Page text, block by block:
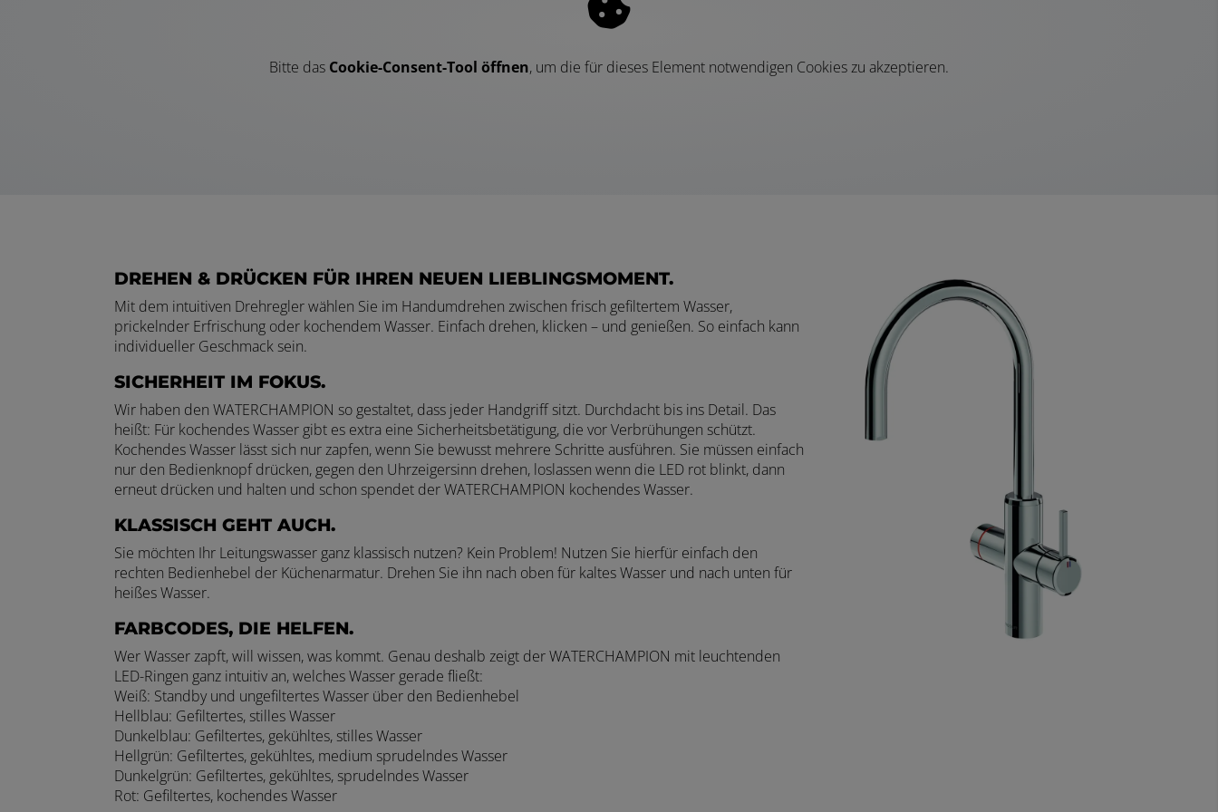
Bitte das Cookie-Consent-Tool öffnen, um die für dieses Element notwendigen Cookies zu akzeptieren.
DREHEN & DRÜCKEN FÜR IHREN NEUEN LIEBLINGSMOMENT.
Mit dem intuitiven Drehregler wählen Sie im Handumdrehen zwischen frisch gefiltertem Wasser,
prickelnder Erfrischung oder kochendem Wasser. Einfach drehen, klicken – und genießen. So einfach kann
individueller Geschmack sein.
SICHERHEIT IM FOKUS.
Wir haben den WATERCHAMPION so gestaltet, dass jeder Handgriff sitzt. Durchdacht bis ins Detail. Das
heißt: Für kochendes Wasser gibt es extra eine Sicherheitsbetätigung, die vor Verbrühungen schützt.
Kochendes Wasser lässt sich nur zapfen, wenn Sie bewusst mehrere Schritte ausführen. Sie müssen einfach
nur den Bedienknopf drücken, gegen den Uhrzeigersinn drehen, loslassen wenn die LED rot blinkt, dann
erneut drücken und halten und schon spendet der WATERCHAMPION kochendes Wasser.
KLASSISCH GEHT AUCH.
Sie möchten Ihr Leitungswasser ganz klassisch nutzen? Kein Problem! Nutzen Sie hierfür einfach den
rechten Bedienhebel der Küchenarmatur. Drehen Sie ihn nach oben für kaltes Wasser und nach unten für
heißes Wasser.
FARBCODES, DIE HELFEN.
Wer Wasser zapft, will wissen, was kommt. Genau deshalb zeigt der WATERCHAMPION mit leuchtenden
LED-Ringen ganz intuitiv an, welches Wasser gerade fließt:
Weiß: Standby und ungefiltertes Wasser über den Bedienhebel
Hellblau: Gefiltertes, stilles Wasser
Dunkelblau: Gefiltertes, gekühltes, stilles Wasser
Hellgrün: Gefiltertes, gekühltes, medium sprudelndes Wasser
Dunkelgrün: Gefiltertes, gekühltes, sprudelndes Wasser
Rot: Gefiltertes, kochendes Wasser